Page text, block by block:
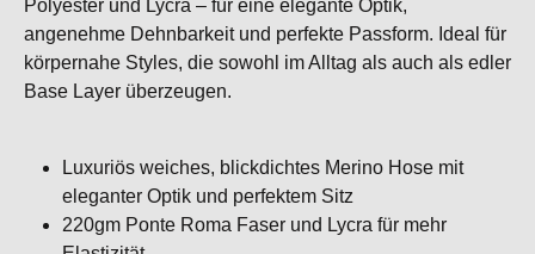
Polyester und Lycra – für eine elegante Optik,
angenehme Dehnbarkeit und perfekte Passform. Ideal für
körpernahe Styles, die sowohl im Alltag als auch als edler
Base Layer überzeugen.
Luxuriös weiches, blickdichtes Merino Hose mit
eleganter Optik und perfektem Sitz
220gm Ponte Roma Faser und Lycra für mehr